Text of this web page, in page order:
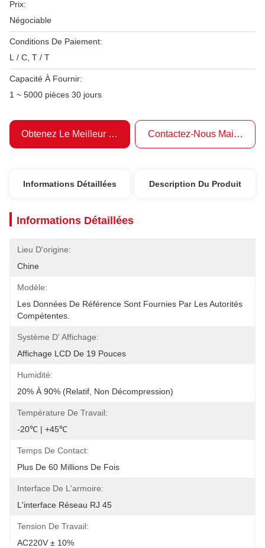
Prix:
Négociable
Conditions De Paiement:
L / C, T / T
Capacité À Fournir:
1 ~ 5000 pièces 30 jours
Obtenez Le Meilleur Prix Contactez-Nous Maintenant
Informations Détaillées Description Du Produit
Informations Détaillées
Lieu D'origine:
Chine
Modèle:
Les Données De Référence Sont Fournies Par Les Autorités
Compétentes.
Système D' Affichage:
Affichage LCD De 19 Pouces
Humidité:
20% À 90% (relatif, Non Décompression)
Température De Travail:
-20℃ | +45℃
Temps De Contact:
Plus De 60 Millions De Fois
Interface De L'armoire:
L'interface Réseau RJ 45
Tension De Travail:
AC220V ± 10%